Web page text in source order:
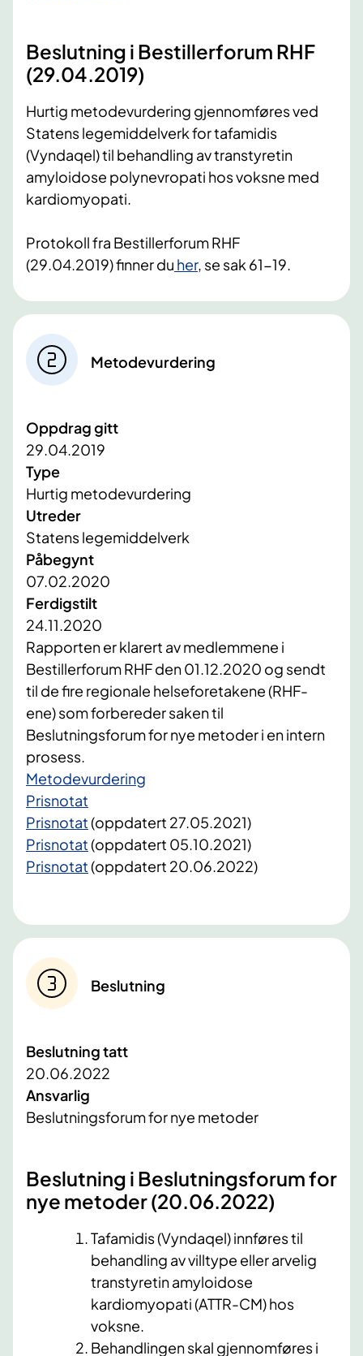
Beslutning i Bestillerforum RHF
(29.04.2019)
Hurtig metodevurdering gjennomføres ved
Statens legemiddelverk for tafamidis
(Vyndaqel) til behandling av transtyretin
amyloidose polynevropati hos voksne med
kardiomyopati.
Protokoll fra Bestillerforum RHF
(29.04.2019) finner du her, se sak 61-19.
Metodevurdering
Oppdrag gitt
29.04.2019
Type
Hurtig metodevurdering
Utreder
Statens legemiddelverk
Påbegynt
07.02.2020
Ferdigstilt
24.11.2020
Rapporten er klarert av medlemmene i
Bestillerforum RHF den 01.12.2020 og sendt
til de fire regionale helseforetakene (RHF-
ene) som forbereder saken til
Beslutningsforum for nye metoder i en intern
prosess.
Metodevurdering
Prisnotat
Prisnotat(oppdatert 27.05.2021)
Prisnotat​ (oppdatert 05.10.2021)
Prisnotat(oppdatert 20.06.2022)
Beslutning
Beslutning tatt
20.06.2022
Ansvarlig
Beslutningsforum for nye metoder
Beslutning i Beslutningsforum for
nye metoder (20.06.2022)
Tafamidis (Vyndaqel) innføres til
behandling av villtype eller arvelig
transtyretin amyloidose
kardiomyopati (ATTR-CM) hos
voksne.
Behandlingen skal gjennomføres i